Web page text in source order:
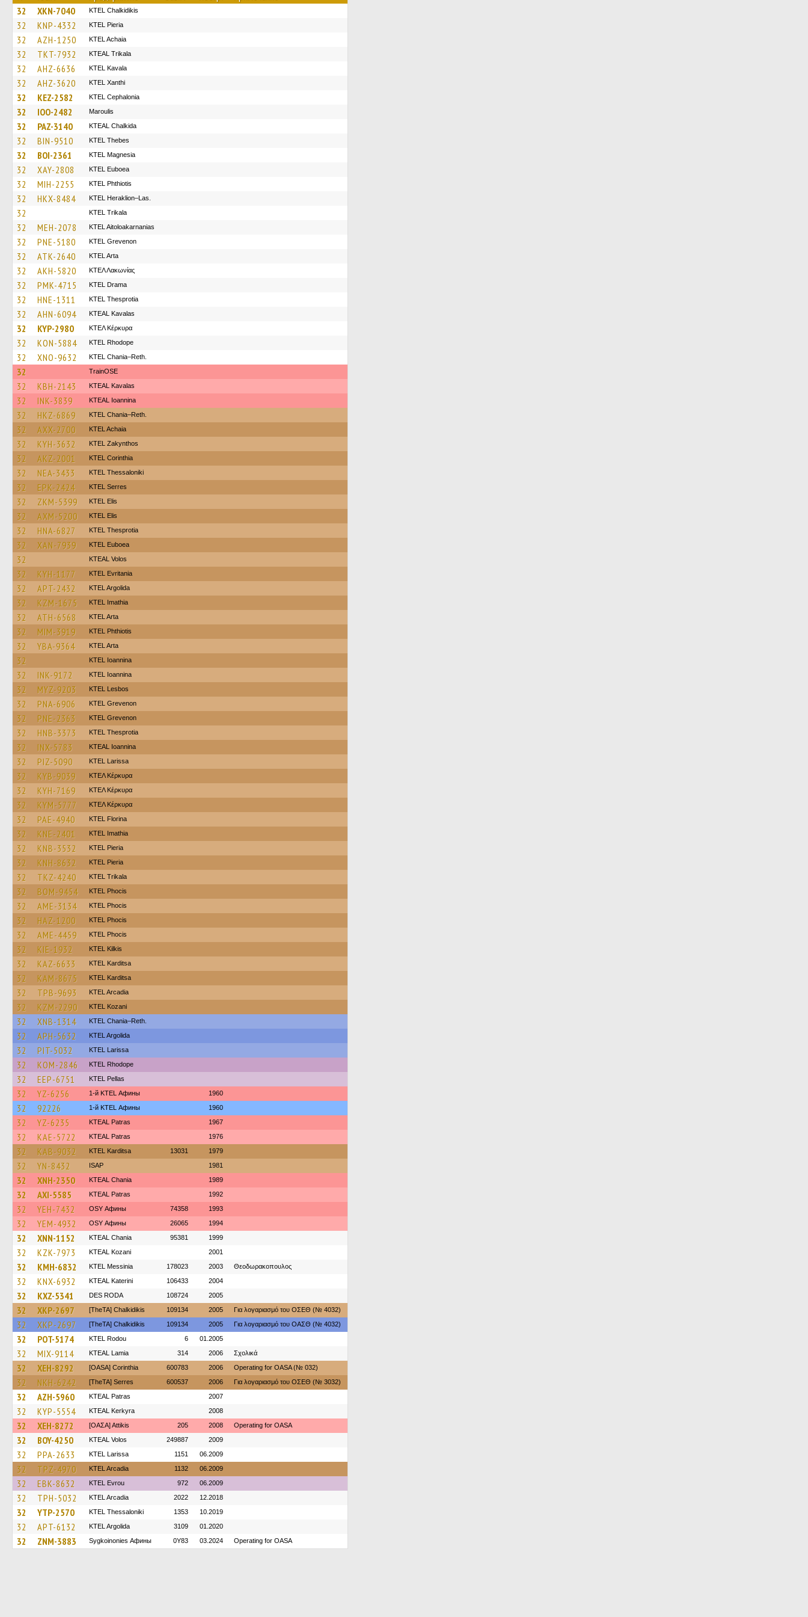
32 XKN-7040 ΚΤΕL Chalkidikis
32 KNP-4332 KTEL Pieria
32 AZH-1250 KTEL Achaia
32 TKT-7932 KTEAL Trikala
32 AHZ-6636 KTEL Kavala
32 AHZ-3620 KTEL Xanthi
32 KEZ-2582 KTEL Cephalonia
32 IOO-2482 Maroulis
32 PAZ-3140 KTEAL Chalkida
32 BIN-9510 KTEL Thebes
32 BOI-2361 ΚΤΕL Magnesia
32 XAY-2808 ΚΤΕL Euboea
32 MIH-2255 ΚΤΕL Phthiotis
32 HKX-8484 KTEL Heraklion–Las.
32 ΚΤΕL Τrikala
32 MEH-2078 KTEL Aitoloakarnanias
32 PNE-5180 ΚΤΕL Grevenon
32 ATK-2640 KTEL Arta
32 AKH-5820 ΚΤΕΛ Λακωνίας
32 PMK-4715 KTEL Drama
32 HNE-1311 KTEL Thesprotia
32 AHN-6094 KTEAL Kavalas
32 KYP-2980 ΚΤΕΛ Κέρκυρα
32 KON-5884 KTEL Rhodope
32 XNO-9632 KTEL Chania–Reth.
32 TrainΟSE
32 KBH-2143 KTEAL Kavalas
32 INK-3839 KTEAL Ioannina
32 HKZ-6869 KTEL Chania–Reth.
32 AXX-2700 KTEL Achaia
32 KYH-3632 KTEL Zakynthos
32 AKZ-2001 KTEL Corinthia
32 NEA-3433 KTEL Thessaloniki
32 EPK-2424 KTEL Serres
32 ZKM-5399 KTEL Elis
32 AXM-5200 KTEL Elis
32 HNA-6827 KTEL Thesprotia
32 XAN-7939 ΚΤΕL Euboea
32 KTEAL Volos
32 KYH-1177 ΚΤΕL Evritania
32 APT-2432 KTEL Argolida
32 KZM-1675 KTEL Imathia
32 ATH-6568 KTEL Arta
32 MIM-3919 ΚΤΕL Phthiotis
32 YBA-9364 KTEL Arta
32 KTEL Ioannina
32 INK-9172 KTEL Ioannina
32 MYZ-9203 KTEL Lesbos
32 PNA-6906 ΚΤΕL Grevenon
32 PNE-2363 ΚΤΕL Grevenon
32 HNB-3373 KTEL Thesprotia
32 INX-5783 KTEAL Ioannina
32 PIZ-5090 KTEL Larissa
32 KYB-9039 ΚΤΕΛ Κέρκυρα
32 KYH-7169 ΚΤΕΛ Κέρκυρα
32 KYM-5777 ΚΤΕΛ Κέρκυρα
32 PAE-4940 KTEL Florina
32 KNE-2401 KTEL Imathia
32 KNB-3532 KTEL Pieria
32 KNH-8632 KTEL Pieria
32 TKZ-4240 ΚΤΕL Τrikala
32 BOM-9454 ΚΤΕL Phocis
32 AME-3134 ΚΤΕL Phocis
32 HAZ-1200 ΚΤΕL Phocis
32 AME-4459 ΚΤΕL Phocis
32 KIE-1932 KTEL Kilkis
32 KAZ-6633 ΚΤΕL Karditsa
32 KAM-8675 ΚΤΕL Karditsa
32 TPB-9693 KTEL Arcadia
32 KZM-2290 ΚΤΕL Kozani
32 XNB-1314 KTEL Chania–Reth.
32 APH-5632 KTEL Argolida
32 PIT-5032 KTEL Larissa
32 KOM-2846 KTEL Rhodope
32 EEP-6751 KTEL Pellas
32 YZ-6256 1-й KTEL Афины 1960
32 92226 1-й KTEL Афины 1960
32 YZ-6235 KTEAL Patras 1967
32 KAE-5722 KTEAL Patras 1976
32 KAB-9032 ΚΤΕL Karditsa 13031 1979
32 YN-8432 ISAP 1981
32 XNH-2350 KTEAL Chania 1989
32 AXI-5585 KTEAL Patras 1992
32 YEH-7432 OSY Афины 74358 1993
32 YEM-4932 OSY Афины 26065 1994
32 XNN-1152 KTEAL Chania 95381 1999
32 KZK-7973 KTEAL Kozani 2001
32 KMH-6832 KTEL Messinia 178023 2003 Θεοδωρακοπουλος
32 KNX-6932 KTEAL Katerini 106433 2004
32 KXZ-5341 DES RODA 108724 2005
32 XKP-2697 [TheTA] Chalkidikis 109134 2005 Για λογαριασμό του ΟΣΕΘ (№ 4032)
32 XKP-2697 [TheTA] Chalkidikis 109134 2005 Για λογαριασμό του ΟΑΣΘ (№ 4032)
32 POT-5174 ΚΤΕL Rodou 6 01.2005
32 MIX-9114 KTEAL Lamia 314 2006 Σχολικά
32 XEH-8292 [OASA] Corinthia 600783 2006 Operating for OASA (№ 032)
32 NKH-6242 [TheTA] Serres 600537 2006 Για λογαριασμό του ΟΣΕΘ (№ 3032)
32 AZH-5960 KTEAL Patras 2007
32 KYP-5554 KTEAL Kerkyra 2008
32 XEH-8272 [ΟΑΣΑ] Αttikis 205 2008 Operating for OASA
32 BOY-4250 KTEAL Volos 249887 2009
32 PPA-2633 KTEL Larissa 1151 06.2009
32 TPZ-4970 KTEL Arcadia 1132 06.2009
32 EBK-8632 KTEL Evrou 972 06.2009
32 TPH-5032 KTEL Arcadia 2022 12.2018
32 YTP-2570 KTEL Thessaloniki 1353 10.2019
32 APT-6132 KTEL Argolida 3109 01.2020
32 ZNM-3883 Sygkoinonies Афины 0Y83 03.2024 Operating for OASA